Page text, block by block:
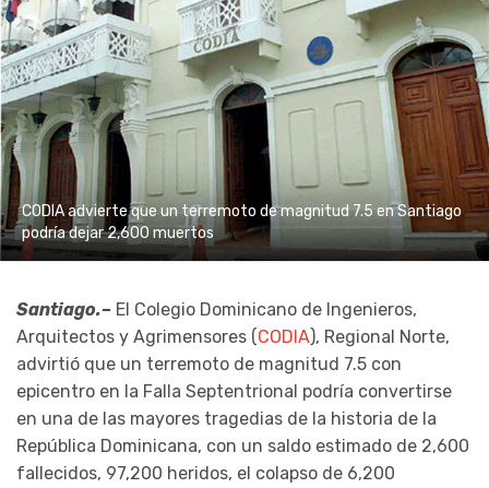
CODIA advierte que un terremoto de magnitud 7.5 en Santiago
podría dejar 2,600 muertos
Santiago.– El Colegio Dominicano de Ingenieros,
Arquitectos y Agrimensores (CODIA), Regional Norte,
advirtió que un terremoto de magnitud 7.5 con
epicentro en la Falla Septentrional podría convertirse
en una de las mayores tragedias de la historia de la
República Dominicana, con un saldo estimado de 2,600
fallecidos, 97,200 heridos, el colapso de 6,200